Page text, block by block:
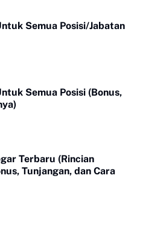
Semua Posisi/Jabatan
Semua Posisi (Bonus,
Terbaru (Rincian
Tunjangan, dan Cara